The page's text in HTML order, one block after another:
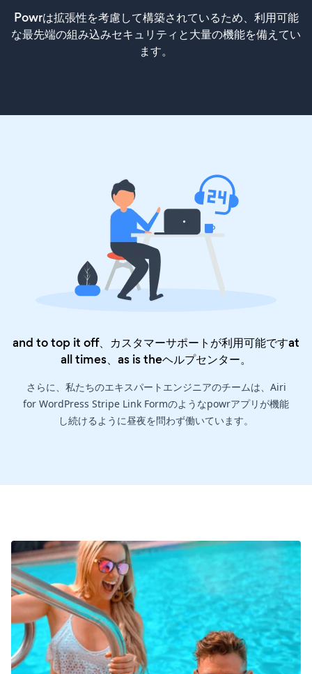
Powrは拡張性を考慮して構築されているため、利用可能
な最先端の組み込みセキュリティと大量の機能を備えてい
ます。
and to top it off、カスタマーサポートが利用可能ですat
all times、as is theヘルプセンター。
さらに、私たちのエキスパートエンジニアのチームは、Airi
for WordPress Stripe Link Formのようなpowrアプリが機能
し続けるように昼夜を問わず働いています。